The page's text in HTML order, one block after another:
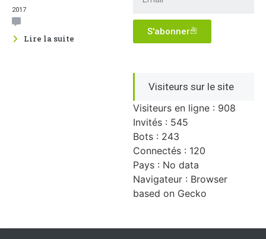
2017
Lire la suite
S'abonner
Visiteurs sur le site
Visiteurs en ligne : 908
Invités : 545
Bots : 243
Connectés : 120
Pays : No data
Navigateur : Browser
based on Gecko